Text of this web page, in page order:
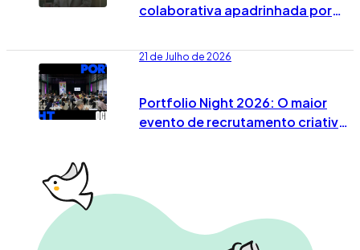
colaborativa apadrinhada por
21 de Julho de 2026
Portfolio Night 2026: O maior
evento de recrutamento criativo